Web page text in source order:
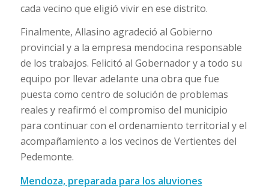
cada vecino que eligió vivir en ese distrito.
Finalmente, Allasino agradeció al Gobierno
provincial y a la empresa mendocina responsable
de los trabajos. Felicitó al Gobernador y a todo su
equipo por llevar adelante una obra que fue
puesta como centro de solución de problemas
reales y reafirmó el compromiso del municipio
para continuar con el ordenamiento territorial y el
acompañamiento a los vecinos de Vertientes del
Pedemonte.
Mendoza, preparada para los aluviones